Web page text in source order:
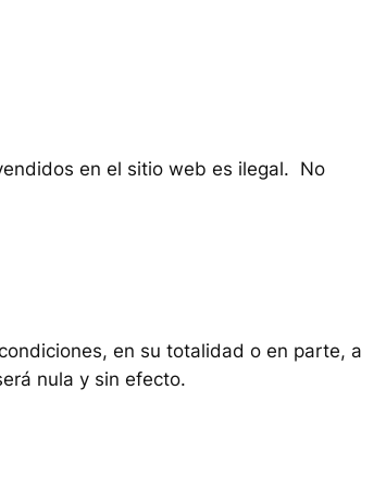
en el sitio web es ilegal. No
en su totalidad o en parte, a
nula y sin efecto.